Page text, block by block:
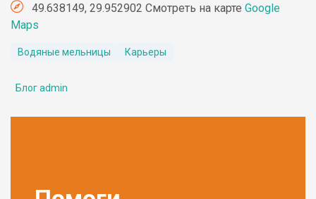
49.638149, 29.952902 Смотреть на карте Google
Maps
Водяные мельницы Карьеры
Блог admin